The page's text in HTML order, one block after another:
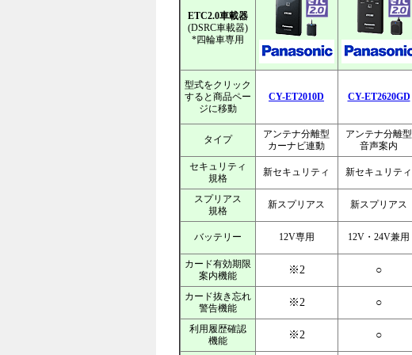
ETC2.0車載器
(DSRC車載器)
*四輪車専用
型式をクリック
すると商品ペー
ジに移動
CY-ET2010D CY-ET2620GD
タイプ
アンテナ分離型
カーナビ連動
アンテナ分離型
音声案内
セキュリティ
規格
新セキュリティ 新セキュリティ
スプリアス
規格
新スプリアス 新スプリアス
バッテリー 12V専用 12V・24V兼用
カード有効期限
案内機能
※2 ○
カード抜き忘れ
警告機能
※2 ○
利用履歴確認
機能
※2 ○